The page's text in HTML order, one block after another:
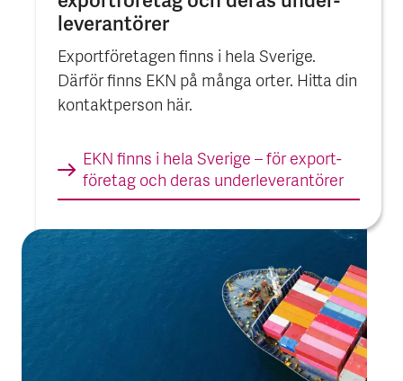
leverantörer
Exportföretagen finns i hela Sverige.
Därför finns EKN på många orter. Hitta din
kontaktperson här.
EKN finns i hela Sverige – för export­
företag och deras under­leverantörer